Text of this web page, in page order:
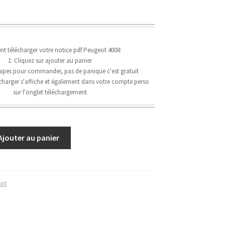
télécharger votre notice pdf Peugeot 4008:
1: Cliquez sur ajouter au panier
pour commander, pas de panique c'est gratuit
s'affiche et également dans votre compte perso
sur l'onglet téléchargement
au panier